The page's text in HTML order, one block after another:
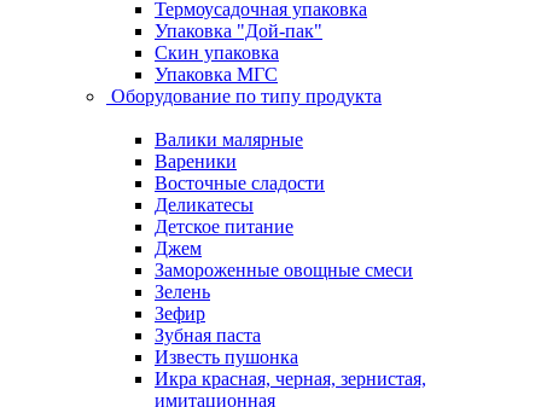
Термоусадочная упаковка
Упаковка "Дой-пак"
Скин упаковка
Упаковка МГС
Оборудование по типу продукта
Валики малярные
Вареники
Восточные сладости
Деликатесы
Детское питание
Джем
Замороженные овощные смеси
Зелень
Зефир
Зубная паста
Известь пушонка
Икра красная, черная, зернистая,
имитационная